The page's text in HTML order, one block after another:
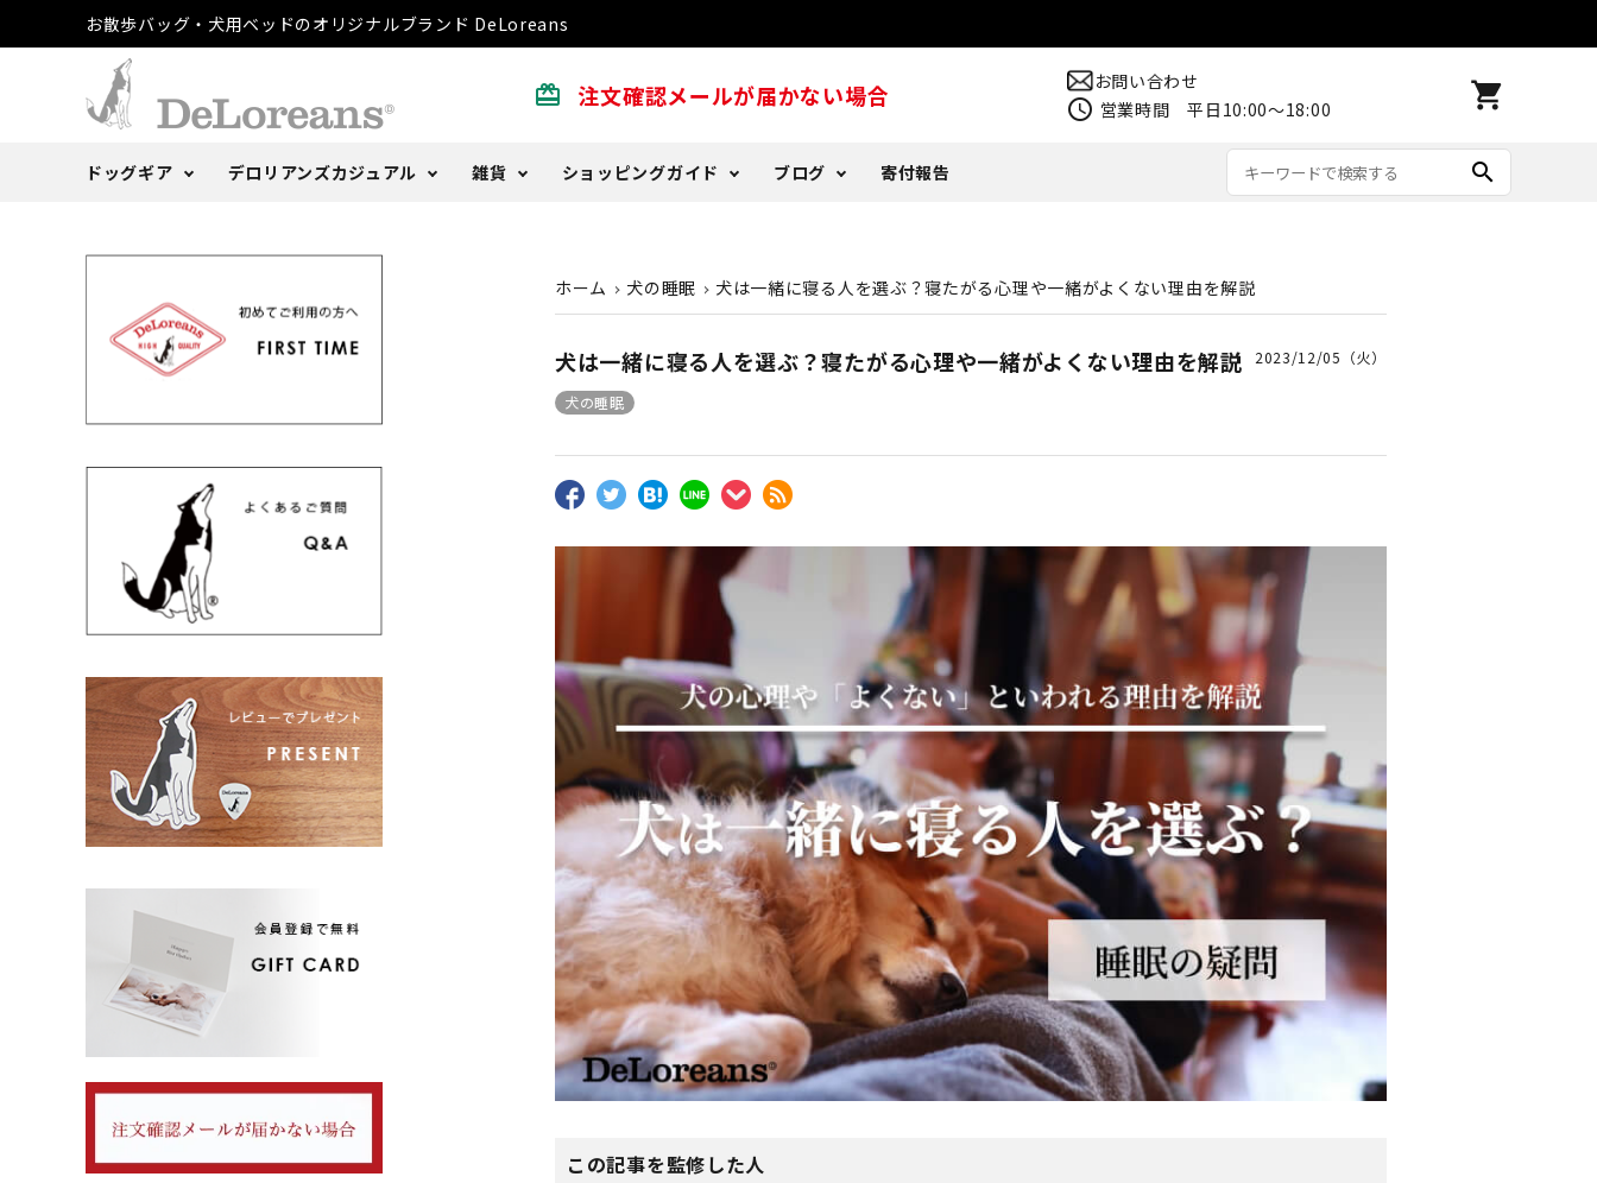
お散歩バッグ・犬用ベッドのオリジナルブランド DeLoreans
card_giftcard 注文確認メールが届かない場合 お問い合わせ
schedule 営業時間 平日10:00～18:00 shopping_cart
ドッグギア
散歩バッグ
タオル
デロリアンズカジュアル
トートバッグ
キャップ・ハット
雑貨
文庫本カバー
DeLorenyans
ショッピングガイド
ご注文方法
取扱店
ブログ
DeLoblog
寄付報告 search
ホーム 犬の睡眠 犬は一緒に寝る人を選ぶ？寝たがる心理や一緒がよくない理由を解説
犬は一緒に寝る人を選ぶ？寝たがる心理や一緒がよくない理由を解説 2023/12/05（火）
犬の睡眠
この記事を監修した人